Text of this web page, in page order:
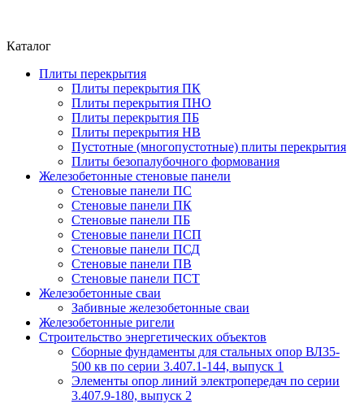
Каталог
Плиты перекрытия
Плиты перекрытия ПК
Плиты перекрытия ПНО
Плиты перекрытия ПБ
Плиты перекрытия НВ
Пустотные (многопустотные) плиты перекрытия
Плиты безопалубочного формования
Железобетонные стеновые панели
Стеновые панели ПС
Стеновые панели ПК
Стеновые панели ПБ
Стеновые панели ПСП
Стеновые панели ПСД
Стеновые панели ПВ
Стеновые панели ПСТ
Железобетонные сваи
Забивные железобетонные сваи
Железобетонные ригели
Строительство энергетических объектов
Сборные фундаменты для стальных опор ВЛ35-
500 кв по серии 3.407.1-144, выпуск 1
Элементы опор линий электропередач по серии
3.407.9-180, выпуск 2